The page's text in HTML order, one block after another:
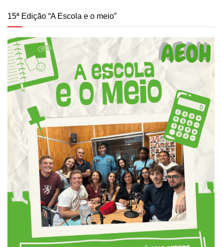
15ª Edição “A Escola e o meio”